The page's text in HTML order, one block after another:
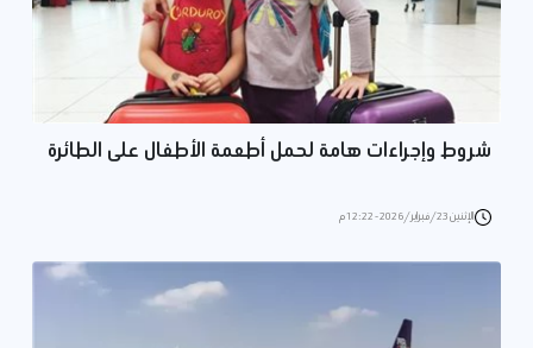
شروط وإجراءات هامة لحمل أطعمة الأطفال على الطائرة
الإثنين 23/فبراير/2026 - 12:22 م